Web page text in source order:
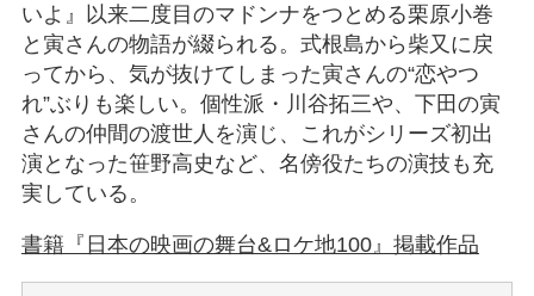
いよ』以来二度目のマドンナをつとめる栗原小巻
と寅さんの物語が綴られる。式根島から柴又に戻
ってから、気が抜けてしまった寅さんの“恋やつ
れ”ぶりも楽しい。個性派・川谷拓三や、下田の寅
さんの仲間の渡世人を演じ、これがシリーズ初出
演となった笹野高史など、名傍役たちの演技も充
実している。
書籍『日本の映画の舞台&ロケ地100』掲載作品